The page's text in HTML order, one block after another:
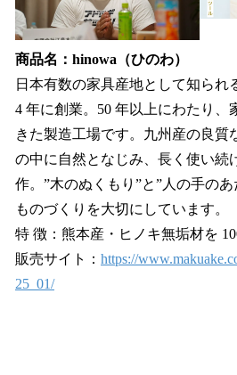
商品名：hinowa（ひのわ）
日本有数の家具産地として知られ
4 年に創業。50 年以上にわたり、
きた製造工場です。九州産の良質
の中に自然となじみ、長く使い続
作。”木のぬくもり”と”人の手の
ものづくりを大切にしています。
特 徴：熊本産・ヒノキ無垢材を
販売サイト： https://
25_01/